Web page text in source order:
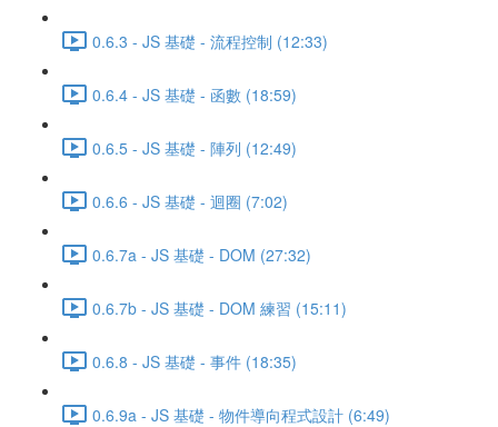
0.6.3 - JS 基礎 - 流程控制 (12:33)
0.6.4 - JS 基礎 - 函數 (18:59)
0.6.5 - JS 基礎 - 陣列 (12:49)
0.6.6 - JS 基礎 - 迴圈 (7:02)
0.6.7a - JS 基礎 - DOM (27:32)
0.6.7b - JS 基礎 - DOM 練習 (15:11)
0.6.8 - JS 基礎 - 事件 (18:35)
0.6.9a - JS 基礎 - 物件導向程式設計 (6:49)